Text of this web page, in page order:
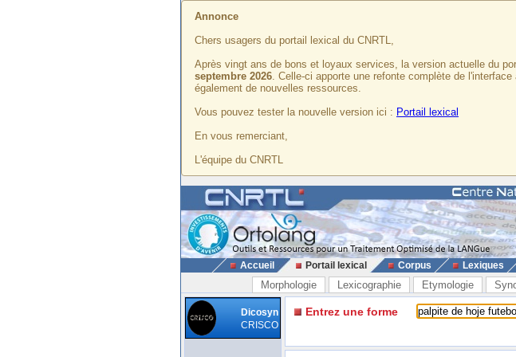
Annonce
Chers usagers du portail lexical du CNRTL,
Après vingt ans de bons et loyaux services, la version actuelle du
septembre 2026. Celle-ci apporte une refonte complète de
également de nouvelles ressources.
Vous pouvez tester la nouvelle version ici : Portail lexical
En vous remerciant,
L'équipe du CNRTL
Accueil Portail lexical Corpus Lexiques
Morphologie Lexicographie Etymologie
Dicosyn
CRISCO
Entrez une forme